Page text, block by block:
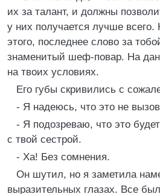
их за талант, и должны
у них получается лучше
этого, последнее слово за
знаменитый шеф-повар. На
на твоих условиях.
Его губы скривились с
- Я надеюсь, что это не
- Я подозреваю, что это
с твой сестрой.
- Ха! Без сомнения.
Он шутил, но я заметила
выразительных глазах. Все